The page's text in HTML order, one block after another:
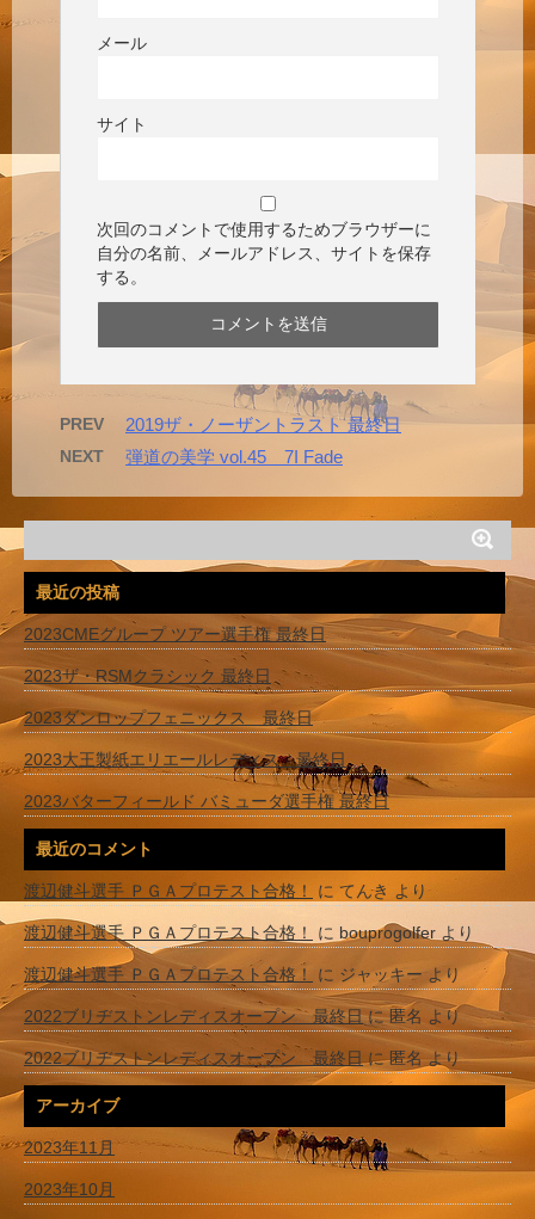
メール
サイト
次回のコメントで使用するためブラウザーに
自分の名前、メールアドレス、サイトを保存
する。
PREV 2019ザ・ノーザントラスト 最終日
NEXT 弾道の美学 vol.45 7I Fade
最近の投稿
2023CMEグループ ツアー選手権 最終日
2023ザ・RSMクラシック 最終日
2023ダンロップフェニックス 最終日
2023大王製紙エリエールレディス 最終日
2023バターフィールド バミューダ選手権 最終日
最近のコメント
渡辺健斗選手 ＰＧＡプロテスト合格！ に てんき より
渡辺健斗選手 ＰＧＡプロテスト合格！ に bouprogolfer より
渡辺健斗選手 ＰＧＡプロテスト合格！ に ジャッキーより
2022ブリヂストンレディスオープン 最終日に匿名 より
2022ブリヂストンレディスオープン 最終日 に匿名より
アーカイブ
2023年11月
2023年10月